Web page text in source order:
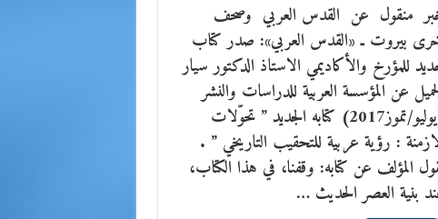
منقول عن القدس العربي وصحف
بيروت ـ «القدس العربي»: صدر كتاب
للمؤرخ والأكاديمي الاستاذ الدكتور سيار
عن المؤسسة العربية للدراسات والنشر
(يوليو/تموز2017) كتابه الجديد ” تحوّلات
: رؤية عربية للتحقيب التاريخي ” .
المؤلف عن كتابه: وقفنا، في هذا الكتاب،
بنية العصر الحديث …